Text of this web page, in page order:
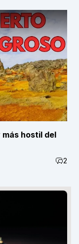
más hostil del
2